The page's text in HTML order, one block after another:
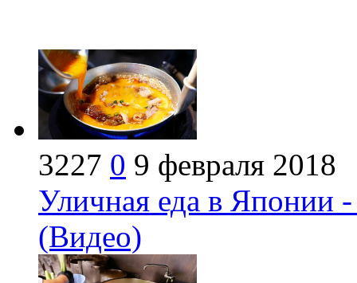
3227 0 9 февраля 2018
Уличная еда в Японии
(Видео)